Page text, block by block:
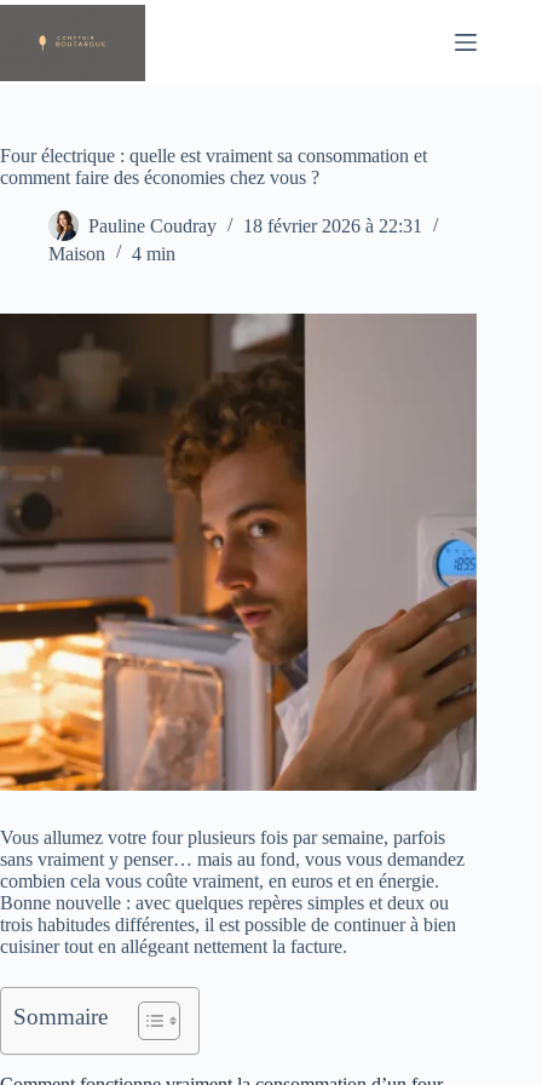
Passer
contenu
Four électrique : quelle est vraiment sa consommation et
comment faire des économies chez vous ?
Pauline Coudray
18 février 2026 à 22:31
Maison
4 min
Vous allumez votre four plusieurs fois par semaine, parfois
sans vraiment y penser… mais au fond, vous vous demandez
combien cela vous coûte vraiment, en euros et en énergie.
Bonne nouvelle : avec quelques repères simples et deux ou
trois habitudes différentes, il est possible de continuer à bien
cuisiner tout en allégeant nettement la facture.
Sommaire